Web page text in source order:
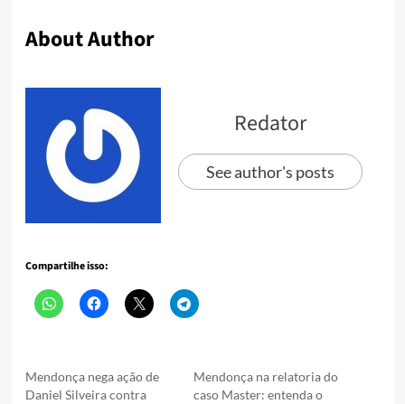
About Author
Redator
See author's posts
Compartilhe isso:
Mendonça nega ação de
Daniel Silveira contra
Mendonça na relatoria do
caso Master: entenda o